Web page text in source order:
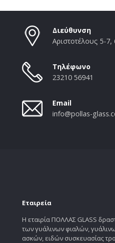
Διεύθυνση
Αριστοτέλους 5-7,
Τηλέφωνο
23210 56941
Email
info@pollas-
Εταιρεία
Η εταιρία ΠΟΛΛΑΣ GLASS
των γυάλινων φιαλών,
ασκών, ειδών συσκευασίας